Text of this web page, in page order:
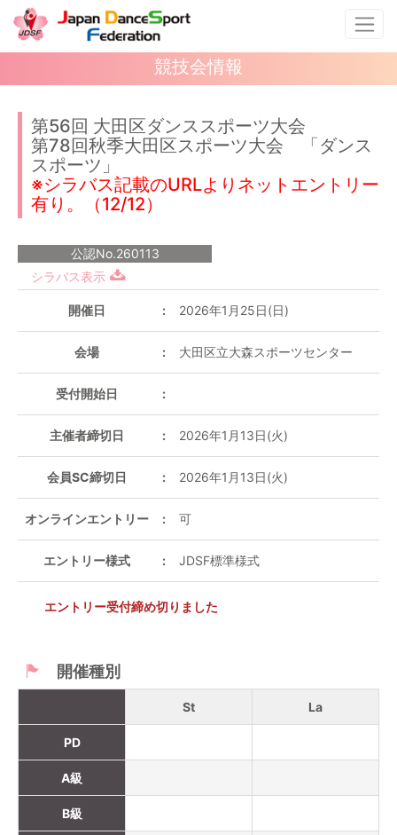
競技会情報
第56回 大田区ダンススポーツ大会
第78回秋季大田区スポーツ大会 「ダンス
スポーツ」
※シラバス記載のURLよりネットエントリー
有り。（12/12）
公認No.260113
シラバス表示
開催日 2026年1月25日(日)
会場 大田区立大森スポーツセンター
受付開始日
主催者締切日 2026年1月13日(火)
会員SC締切日 2026年1月13日(火)
オンラインエントリー 可
エントリー様式 JDSF標準様式
エントリー受付締め切りました
開催種別
PD
A級
B級
St La